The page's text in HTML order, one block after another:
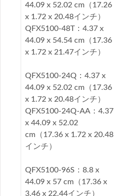
44.09 x 52.02 cm（17.26
x 1.72 x 20.48インチ）
QFX5100-48T：4.37 x
44.09 x 54.54 cm（17.36
x 1.72 x 21.47インチ）
QFX5100-24Q：4.37 x
44.09 x 52.02 cm（17.36
x 1.72 x 20.48インチ）
QFX5100-24Q-AA：4.37
x 44.09 x 52.02
cm（17.36 x 1.72 x 20.48
インチ）
QFX5100-96S：8.8 x
44.09 x 57 cm（17.36 x
3.46 x 22.44インチ）